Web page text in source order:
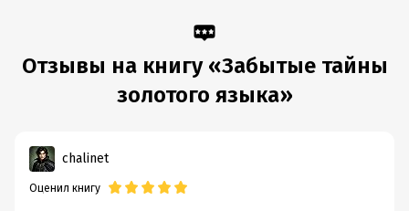
Год издания: 2025
1 июля 2019
9785171100827
Отзывы на книгу «Забытые тайны
золотого языка»
chalinet
Оценил книгу